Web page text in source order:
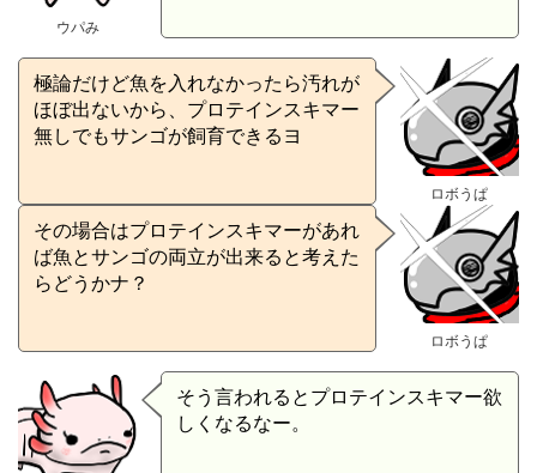
ウパみ
極論だけど魚を入れなかったら汚れが
ほぼ出ないから、プロテインスキマー
無しでもサンゴが飼育できるヨ
ロボうぱ
その場合はプロテインスキマーがあれ
ば魚とサンゴの両立が出来ると考えた
らどうかナ？
ロボうぱ
そう言われるとプロテインスキマー欲
しくなるなー。